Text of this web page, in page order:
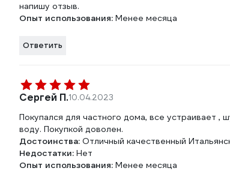
напишу отзыв.
Опыт использования: Менее месяца
Ответить
Сергей П.10.04.2023
Покупался для частного дома, все устраивает ,
воду. Покупкой доволен.
Достоинства: Отличный качественный
Недостатки: Нет
Опыт использования: Менее месяца